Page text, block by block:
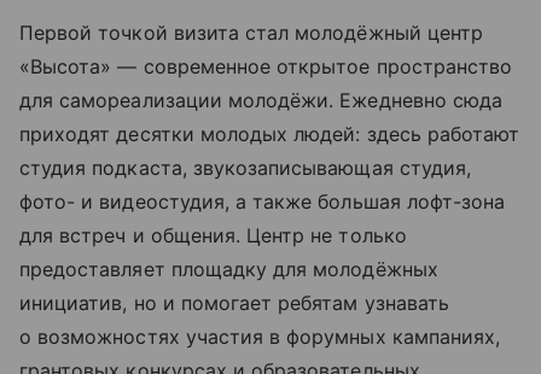
Первой точкой визита стал молодёжный центр
«Высота» — современное открытое пространство
для самореализации молодёжи. Ежедневно сюда
приходят десятки молодых людей: здесь работают
студия подкаста, звукозаписывающая студия,
фото- и видеостудия, а также большая лофт-зона
для встреч и общения. Центр не только
предоставляет площадку для молодёжных
инициатив, но и помогает ребятам узнавать
о возможностях участия в форумных кампаниях,